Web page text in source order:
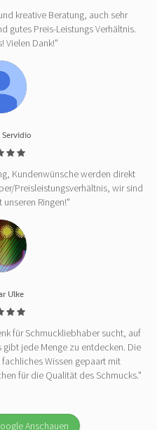
kreative Beratung, auch sehr
gutes Preis-Leistungs Verhältnis.
Vielen Dank!"
Kundenwünsche werden direkt
Preisleistungsverhältnis, wir sind
Ringen!"
Ulke
für Schmuckliebhaber sucht, auf
jede Menge zu entdecken. Die
Wissen gepaart mit
für die Qualität des Schmucks."
Anschauen